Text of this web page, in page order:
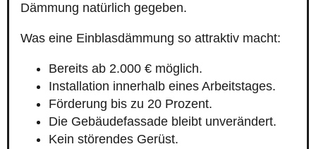
Dämmung natürlich gegeben.
Was eine Einblasdämmung so attraktiv macht:
Bereits ab 2.000 € möglich.
Installation innerhalb eines Arbeitstages.
Förderung bis zu 20 Prozent.
Die Gebäudefassade bleibt unverändert.
Kein störendes Gerüst.